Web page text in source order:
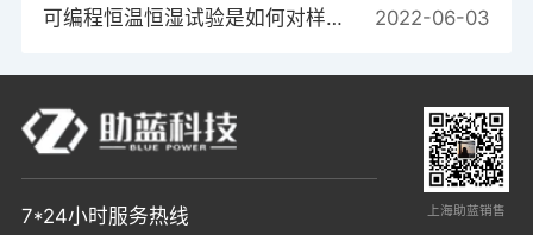
可编程恒温恒湿试验是如何对样品进行温度测试的？ 2022-06-03
7*24小时服务热线 上海助蓝销售